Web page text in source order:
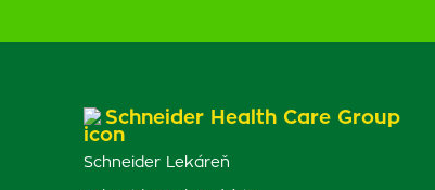
Schneider Health Care Group
Schneider Lekáreň